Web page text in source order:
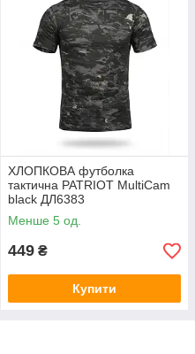
ХЛОПКОВА футболка
тактична PATRIOT MultiCam
black ДЛ6383
Менше 5 од.
449 ₴
Купити